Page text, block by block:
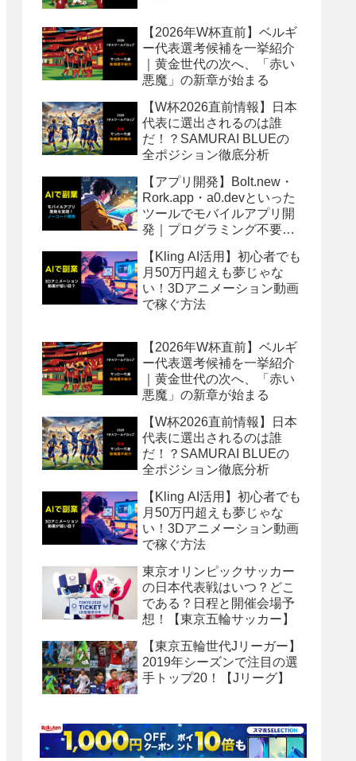
【2026年W杯直前】ベルギ
ー代表選考候補を一挙紹介
｜黄金世代の次へ、「赤い
悪魔」の新章が始まる
【W杯2026直前情報】日本
代表に選出されるのは誰
だ！？SAMURAI BLUEの
全ポジション徹底分析
【アプリ開発】Bolt.new・
Rork.app・a0.devといった
ツールでモバイルアプリ開
発｜プログラミング不要で
【Kling AI活用】初心者でも
月50万円超えも夢じゃな
い！3Dアニメーション動画
で稼ぐ方法
【2026年W杯直前】ベルギ
ー代表選考候補を一挙紹介
｜黄金世代の次へ、「赤い
悪魔」の新章が始まる
【W杯2026直前情報】日本
代表に選出されるのは誰
だ！？SAMURAI BLUEの
全ポジション徹底分析
【Kling AI活用】初心者でも
月50万円超えも夢じゃな
い！3Dアニメーション動画
で稼ぐ方法
東京オリンピックサッカー
の日本代表戦はいつ？どこ
である？日程と開催会場予
想！【東京五輪サッカー】
【東京五輪世代Jリーガー】
2019年シーズンで注目の選
手トップ20！【Jリーグ】